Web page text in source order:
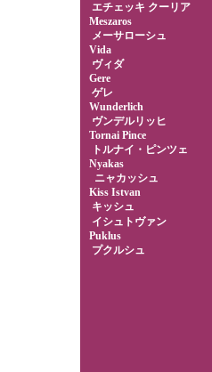
エチェッキ クーリア
Meszaros
メーサローシュ
Vida
ヴィダ
Gere
ゲレ
Wunderlich
ヴンデルリッヒ
Tornai Pince
トルナイ・ピンツェ
Nyakas
ニャカッシュ
Kiss Istvan
キッシュ
イシュトヴァン
Puklus
プクルシュ